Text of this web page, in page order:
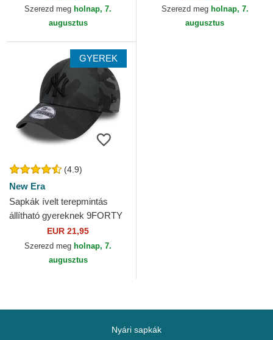
Szerezd meg holnap, 7.
augusztus
MLB New Era
Szerezd meg holnap, 7.
augusztus
GYEREK
(4.9)
New Era
Sapkák ívelt terepmintás
állítható gyereknek 9FORTY
League Essential New York
Yankees MLB New Era
EUR 21,95
Szerezd meg holnap, 7.
augusztus
Nyári sapkák